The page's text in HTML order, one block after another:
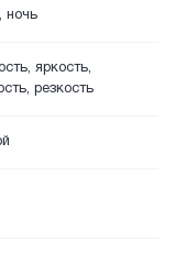
ночь
яркость,
резкость